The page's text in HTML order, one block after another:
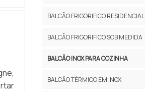
BALCÃO FRIGORIFICO RESIDENCIAL
BALCÃO FRIGORIFICO SOB MEDIDA
BALCÃO INOX PARA COZINHA
BALCÃO TÉRMICO EM INOX